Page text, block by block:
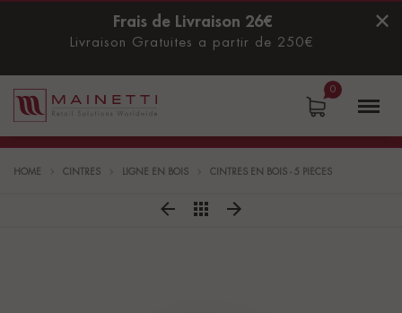
Frais de Livraison 26€
Livraison Gratuites a partir de 250€
Mainetti
S.p.A.
0
Menu
HOME CINTRES LIGNE EN BOIS CINTRES EN BOIS - 5 PIÈCES